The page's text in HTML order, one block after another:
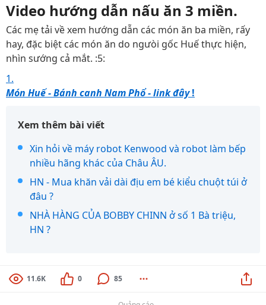
Video hướng dẫn nấu ăn 3 miền.
Các mẹ tải về xem hướng dẫn các món ăn ba miền, rấy
hay, đặc biệt các món ăn do ngưòi gốc Huế thực hiện,
nhìn sướng cả mắt. :5:
1.
Món Huế - Bánh canh Nam Phổ - link đây!
Xem thêm bài viết
Xin hỏi về máy robot Kenwood và robot làm bếp
nhiều hãng khác của Châu ÂU.
HN - Mua khăn vải dài địu em bé kiểu chuột túi ở
đâu ?
NHÀ HÀNG CỦA BOBBY CHINN ở số 1 Bà triệu,
HN ?
11.6K 0 85